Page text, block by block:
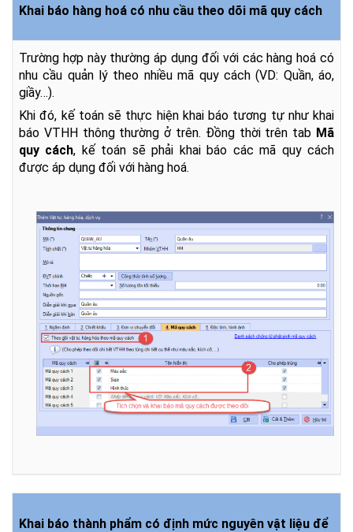
Khai báo hàng hoá có nhu cầu theo dõi mã quy cách
Trường hợp này thường áp dụng đối với các hàng hoá có
nhu cầu quản lý theo nhiều mã quy cách (VD: Quần, áo,
giầy…).
Khi đó, kế toán sẽ thực hiện khai báo tương tự như khai
báo VTHH thông thường ở trên. Đồng thời trên tab Mã
quy cách, kế toán sẽ phải khai báo các mã quy cách
được áp dụng đối với hàng hoá.
Khai báo thành phẩm có định mức nguyên vật liệu để